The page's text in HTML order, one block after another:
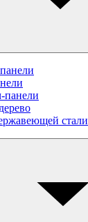
панели
стали